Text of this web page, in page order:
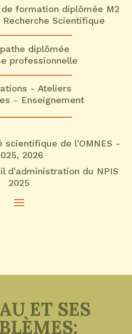
formation diplômée M2
Scientifique
diplômée
professionnelle
- Ateliers
- Enseignement
scientifique de l'OMNES -
2026
d'administration du NPIS
2025
ET SES